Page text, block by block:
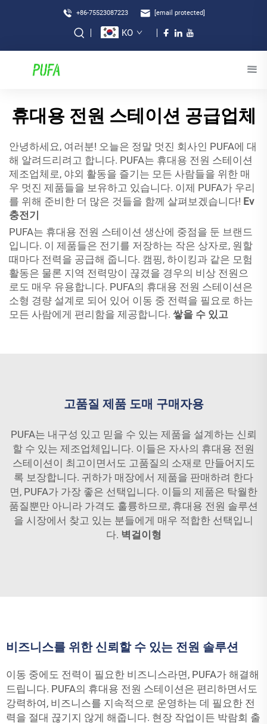
+86-75523087223 [email protected]
KO
휴대용 전원 스테이션 공급업체
안녕하세요, 여러분! 오늘은 정말 멋진 회사인 PUFA에 대
해 알려드리려고 합니다. PUFA는 휴대용 전원 스테이션
제조업체로, 야외 활동을 즐기는 모든 사람들을 위한 매
우 멋진 제품들을 보유하고 있습니다. 이제 PUFA가 우리
를 위해 준비한 더 많은 것들을 함께 살펴보겠습니다! Ev
충전기
PUFA는 휴대용 전원 스테이션 생산에 중점을 둔 브랜드
입니다. 이 제품들은 전기를 저장하는 작은 상자로, 원할
때마다 전력을 공급해 줍니다. 캠핑, 하이킹과 같은 모험
활동은 물론 지역 전력망이 끊겼을 경우의 비상 전원으
로도 매우 유용합니다. PUFA의 휴대용 전원 스테이션은
소형 경량 설계로 되어 있어 이동 중 전력을 필요로 하는
모든 사람에게 편리함을 제공합니다. 쌓을 수 있고
고품질 제품 도매 구매자용
PUFA는 내구성 있고 믿을 수 있는 제품을 설계하는 신뢰
할 수 있는 제조업체입니다. 이들은 자사의 휴대용 전원
스테이션이 최고이면서도 고품질의 소재로 만들어지도
록 보장합니다. 귀하가 매장에서 제품을 판매하려 한다
면, PUFA가 가장 좋은 선택입니다. 이들의 제품은 탁월한
품질뿐만 아니라 가격도 훌륭하므로, 휴대용 전원 솔루션
을 시장에서 찾고 있는 분들에게 매우 적합한 선택입니
다. 벽걸이형
비즈니스를 위한 신뢰할 수 있는 전원 솔루션
이동 중에도 전력이 필요한 비즈니스라면, PUFA가 해결해
드립니다. PUFA의 휴대용 전원 스테이션은 편리하면서도
강력하여, 비즈니스를 지속적으로 운영하는 데 필요한 전
력을 절대 끊기지 않게 해줍니다. 현장 작업이든 박람회 출